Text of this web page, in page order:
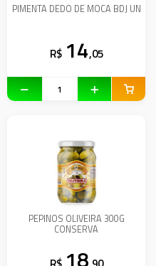
PIMENTA DEDO DE MOCA BDJ UN
R$ 14,05
PEPINOS OLIVEIRA 300G
CONSERVA